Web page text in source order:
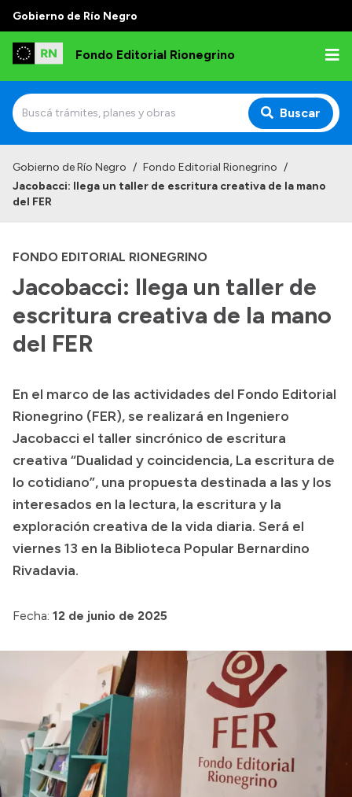
Gobierno de Río Negro
Fondo Editorial Rionegrino
Buscar
Institucional
Autoridades
Consejo Asesor
Normativa
Contactos
Gobierno de Río Negro / Fondo Editorial Rionegrino /
Jacobacci: llega un taller de escritura creativa de la mano
del FER
FONDO EDITORIAL RIONEGRINO
Jacobacci: llega un taller de
escritura creativa de la mano
del FER
En el marco de las actividades del Fondo Editorial
Rionegrino (FER), se realizará en Ingeniero
Jacobacci el taller sincrónico de escritura
creativa “Dualidad y coincidencia, La escritura de
lo cotidiano”, una propuesta destinada a las y los
interesados en la lectura, la escritura y la
exploración creativa de la vida diaria. Será el
viernes 13 en la Biblioteca Popular Bernardino
Rivadavia.
Fecha: 12 de junio de 2025